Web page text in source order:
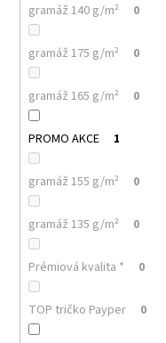
gramáž 140 g/m² 0
gramáž 175 g/m² 0
gramáž 165 g/m² 0
PROMO AKCE 1
gramáž 155 g/m² 0
gramáž 135 g/m² 0
Prémiová kvalita * 0
TOP tričko Payper 0